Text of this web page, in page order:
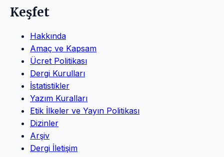
Keşfet
Hakkında
Amaç ve Kapsam
Ücret Politikası
Dergi Kurulları
İstatistikler
Yazım Kuralları
Etik İlkeler ve Yayın Politikası
Dizinler
Arşiv
Dergi İletişim